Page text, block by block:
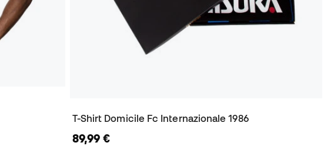
T-Shirt Domicile Fc Internazionale 1986
89,99 €